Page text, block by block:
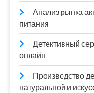
Анализ рынка
питания
Детективный
онлайн
Производство
натуральной и